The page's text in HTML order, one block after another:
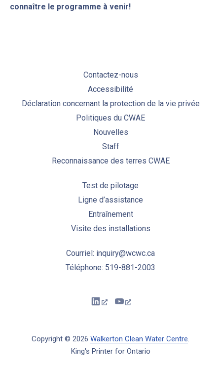
connaître le programme à venir!
Contactez-nous
Accessibilité
Déclaration concernant la protection de la vie privée
Politiques du CWAE
Nouvelles
Staff
Reconnaissance des terres CWAE
Test de pilotage
Ligne d’assistance
Entraînement
Visite des installations
Courriel: inquiry@wcwc.ca
Téléphone: 519-881-2003
Copyright © 2026 Walkerton Clean Water Centre.
King's Printer for Ontario
New WindowNew Window